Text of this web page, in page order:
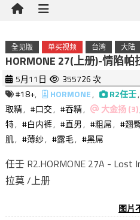
全见版 单买视频 台湾 大陆
HORMONE 27(上册)-情陷
5月11日
355726 次
#18+, HORMONE, R2任壬,
取精, #口交, #吞精, 大金扬 (3)
特, #白内裤, #直男, #粗屌, #翘
肌, #薄纱, #露毛, #黑屌
任壬 R2.HORMONE 27A - Lost
拉莫 /上册
图片